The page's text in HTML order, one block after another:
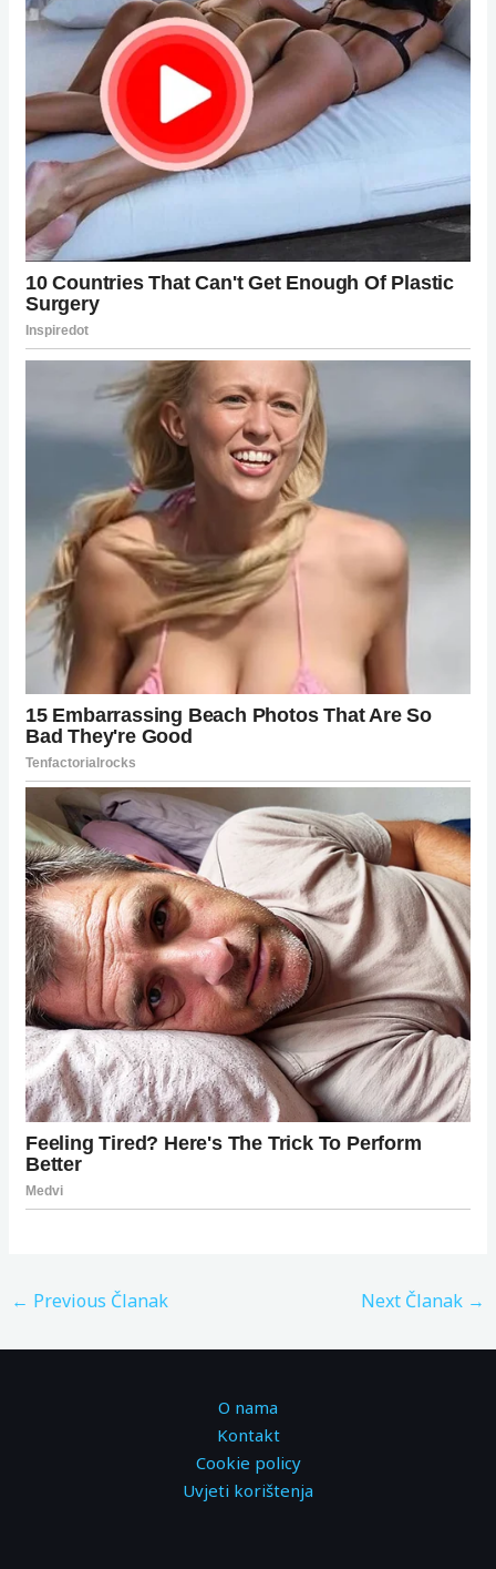
← Previous Članak Next Članak →
O nama
Kontakt
Cookie policy
Uvjeti korištenja